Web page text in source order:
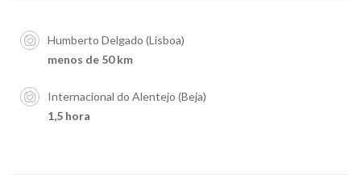
Humberto Delgado (Lisboa)
menos de 50 km
Internacional do Alentejo (Beja)
1,5 hora